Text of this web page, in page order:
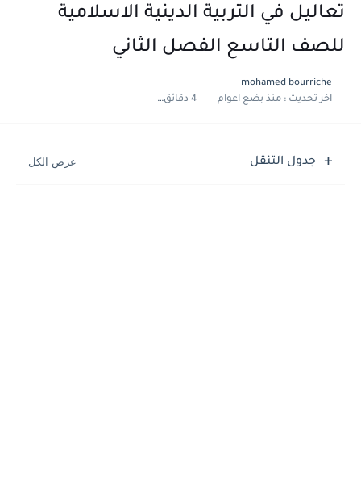
حل أسئلة الكيمياء بكالوريا علمي دورة 2026
تعاليل في التربية الدينية الاسلامية
للصف التاسع الفصل الثاني
mohamed bourriche
اخر تحديث :منذ بضع اعوام 4 دقائق للقراءة
جدول التنقل